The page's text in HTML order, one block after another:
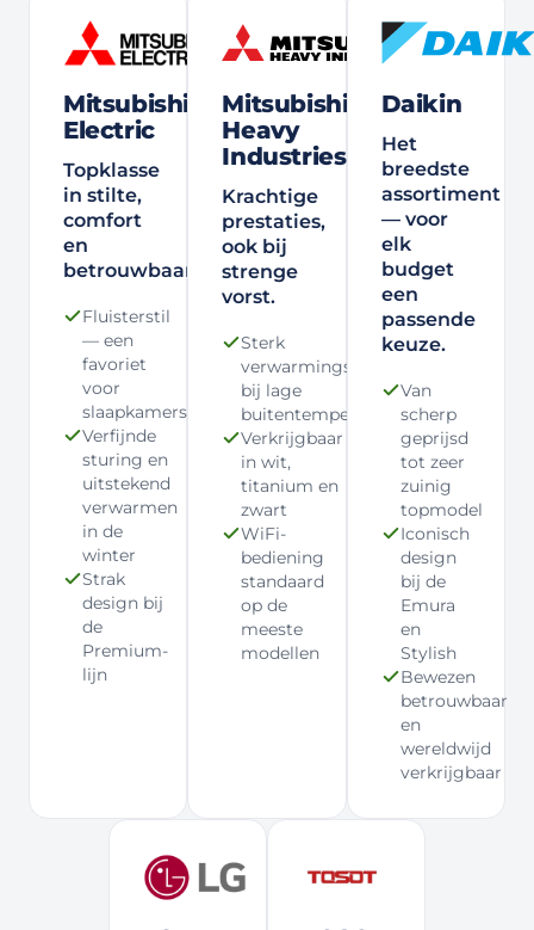
Mitsubishi
Electric
Topklasse
in stilte,
comfort
en
betrouwbaarheid.
Fluisterstil
— een
favoriet
voor
slaapkamers
Verfijnde
sturing en
uitstekend
verwarmen
in de
winter
Strak
design bij
de
Premium-
lijn
Mitsubishi
Heavy
Industries
Krachtige
prestaties,
ook bij
strenge
vorst.
Sterk
verwarmingsvermogen
bij lage
buitentemperaturen
Verkrijgbaar
in wit,
titanium en
zwart
WiFi-
bediening
standaard
op de
meeste
modellen
Daikin
Het
breedste
assortiment
— voor
elk
budget
een
passende
keuze.
Van
scherp
geprijsd
tot zeer
zuinig
topmodel
Iconisch
design
bij de
Emura
en
Stylish
Bewezen
betrouwbaar
en
wereldwijd
verkrijgbaar